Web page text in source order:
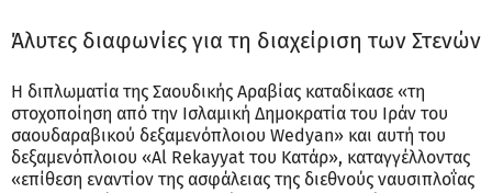
Άλυτες διαφωνίες για τη διαχείριση των Στενών
Η διπλωματία της Σαουδικής Αραβίας καταδίκασε «τη
στοχοποίηση από την Ισλαμική Δημοκρατία του Ιράν του
σαουδαραβικού δεξαμενόπλοιου Wedyan» και αυτή του
δεξαμενόπλοιου «Al Rekayyat του Κατάρ», καταγγέλλοντας
«επίθεση εναντίον της ασφάλειας της διεθνούς ναυσιπλοΐας